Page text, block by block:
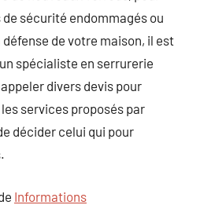
sécurité endommagés ou
défense de votre maison, il est
spécialiste en serrurerie
divers devis pour
services proposés par
décider celui qui pour
Informations